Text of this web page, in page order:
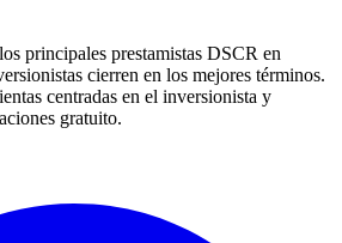
principales prestamistas DSCR en
cierren en los mejores términos.
centradas en el inversionista y
gratuito.